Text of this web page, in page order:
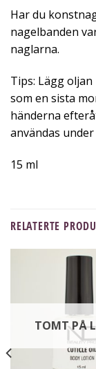
Har du
nagelbanden
naglarna.
Tips: Lägg
som en sista
händerna
användas
15 ml
RELATERTE
TOMT PÅ